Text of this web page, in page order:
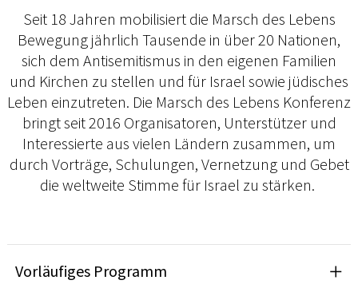
Seit 18 Jahren mobilisiert die Marsch des Lebens
Bewegung jährlich Tausende in über 20 Nationen,
sich dem Antisemitismus in den eigenen Familien
und Kirchen zu stellen und für Israel sowie jüdisches
Leben einzutreten. Die Marsch des Lebens Konferenz
bringt seit 2016 Organisatoren, Unterstützer und
Interessierte aus vielen Ländern zusammen, um
durch Vorträge, Schulungen, Vernetzung und Gebet
die weltweite Stimme für Israel zu stärken.
Vorläufiges Programm